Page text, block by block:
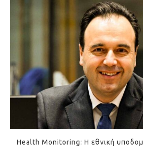
Health Monitoring: Η εθνική